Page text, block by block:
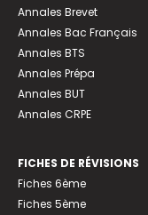
Annales Brevet
Annales Bac Français
Annales BTS
Annales Prépa
Annales BUT
Annales CRPE
FICHES DE RÉVISIONS
Fiches 6ème
Fiches 5ème